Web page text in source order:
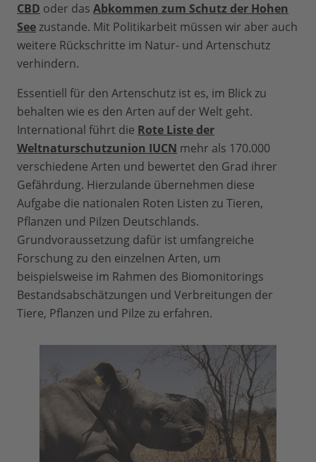
CBD oder das Abkommen zum Schutz der Hohen
Seezustande. Mit Politikarbeit müssen wir aber auch
weitere Rückschritte im Natur- und Artenschutz
verhindern.
Essentiell für den Artenschutz ist es, im Blick zu
behalten wie es den Arten auf der Welt geht.
International führt die Rote Liste der
Weltnaturschutzunion IUCN mehr als 170.000
verschiedene Arten und bewertet den Grad ihrer
Gefährdung. Hierzulande übernehmen diese
Aufgabe die nationalen Roten Listen zu Tieren,
Pflanzen und Pilzen Deutschlands.
Grundvoraussetzung dafür ist umfangreiche
Forschung zu den einzelnen Arten, um
beispielsweise im Rahmen des Biomonitorings
Bestandsabschätzungen und Verbreitungen der
Tiere, Pflanzen und Pilze zu erfahren.